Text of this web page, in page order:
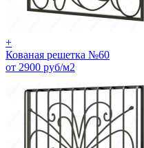
+
Кованая решетка №60
от 2900 руб/м2